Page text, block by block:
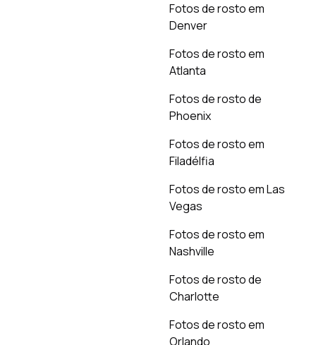
Fotos de rosto em
Denver
Fotos de rosto em
Atlanta
Fotos de rosto de
Phoenix
Fotos de rosto em
Filadélfia
Fotos de rosto em Las
Vegas
Fotos de rosto em
Nashville
Fotos de rosto de
Charlotte
Fotos de rosto em
Orlando